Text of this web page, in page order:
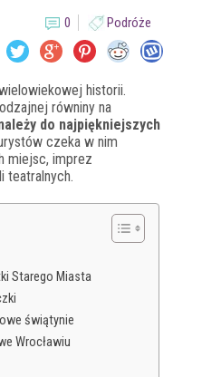
0 Podróże
historii.
równiny na
do najpiękniejszych
czeka w nim
miejsc, imprez
teatralnych.
Starego Miasta
świątynie
Wrocławiu